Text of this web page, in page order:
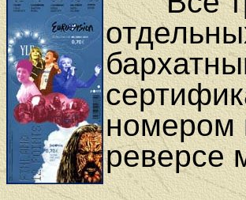
номером
реверсе